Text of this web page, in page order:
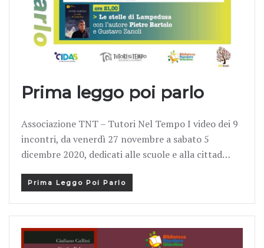
Prima leggo poi parlo
Associazione TNT – Tutori Nel Tempo I video dei 9
incontri, da venerdì 27 novembre a sabato 5
dicembre 2020, dedicati alle scuole e alla cittad…
Prima Leggo Poi Parlo